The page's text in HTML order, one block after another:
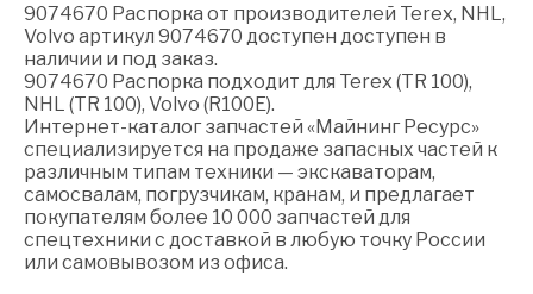
9074670 Распорка от производителей Terex, NHL,
Volvo артикул 9074670 доступен доступен в
наличии и под заказ.
9074670 Распорка подходит для Terex (TR 100),
NHL (TR 100), Volvo (R100E).
Интернет-каталог запчастей «Майнинг Ресурс»
специализируется на продаже запасных частей к
различным типам техники — экскаваторам,
самосвалам, погрузчикам, кранам, и предлагает
покупателям более 10 000 запчастей для
спецтехники с доставкой в любую точку России
или самовывозом из офиса.